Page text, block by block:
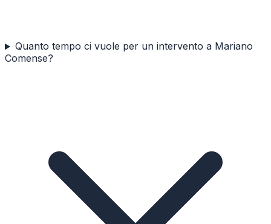
Quanto tempo ci vuole per un intervento a Mariano
Comense?